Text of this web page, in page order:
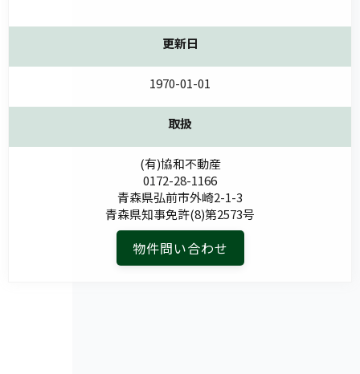
更新日
1970-01-01
取扱
(有)協和不動産
0172-28-1166
青森県弘前市外崎2-1-3
青森県知事免許(8)第2573号
物件問い合わせ